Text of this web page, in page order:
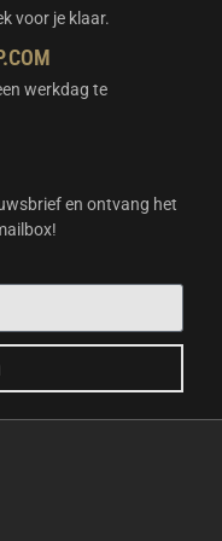
en
GO
met haarscherpe
slow-motion
voor je klaar.
werkdag te
en ontvang het